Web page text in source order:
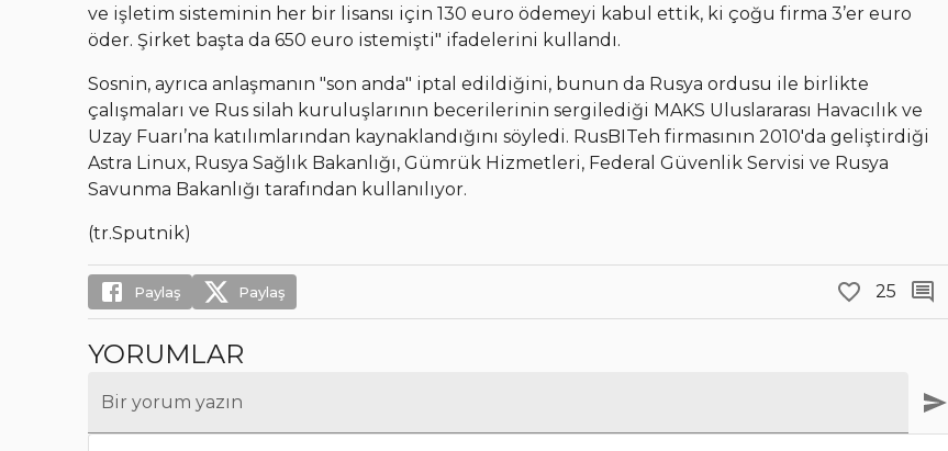
ve işletim sisteminin her bir lisansı için 130 euro ödemeyi kabul ettik, ki çoğu firma 3’er euro
öder. Şirket başta da 650 euro istemişti" ifadelerini kullandı.
Sosnin, ayrıca anlaşmanın "son anda" iptal edildiğini, bunun da Rusya ordusu ile birlikte
çalışmaları ve Rus silah kuruluşlarının becerilerinin sergilediği MAKS Uluslararası Havacılık ve
Uzay Fuarı’na katılımlarından kaynaklandığını söyledi. RusBITeh firmasının 2010'da geliştirdiği
Astra Linux, Rusya Sağlık Bakanlığı, Gümrük Hizmetleri, Federal Güvenlik Servisi ve Rusya
Savunma Bakanlığı tarafından kullanılıyor.
(tr.Sputnik)
Paylaş Paylaş 25
YORUMLAR
Bir yorum yazın